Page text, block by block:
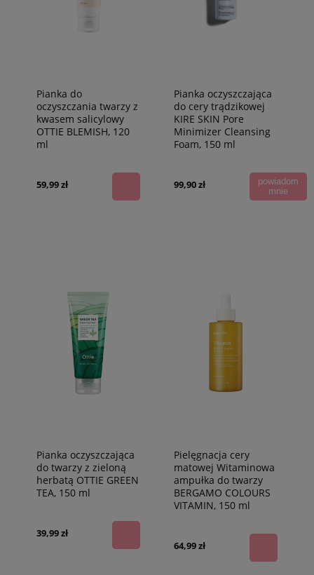
Pianka do
oczyszczania twarzy z
kwasem salicylowy
OTTIE BLEMISH, 120
ml
59,99 zł
Pianka oczyszczająca
do cery trądzikowej
KIRE SKIN Pore
Minimizer Cleansing
Foam, 150 ml
99,90 zł
powiadom
mnie
Pianka oczyszczająca
do twarzy z zieloną
herbatą OTTIE GREEN
TEA, 150 ml
39,99 zł
Pielęgnacja cery
matowej Witaminowa
ampułka do twarzy
BERGAMO COLOURS
VITAMIN, 150 ml
64,99 zł